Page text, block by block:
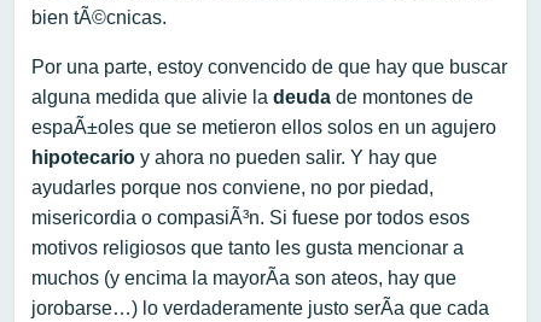
bien tÃ©cnicas.
Por una parte, estoy convencido de que hay que buscar
alguna medida que alivie la deuda de montones de
espaÃ±oles que se metieron ellos solos en un agujero
hipotecario y ahora no pueden salir. Y hay que
ayudarles porque nos conviene, no por piedad,
misericordia o compasiÃ³n. Si fuese por todos esos
motivos religiosos que tanto les gusta mencionar a
muchos (y encima la mayorÃ­a son ateos, hay que
jorobarse…) lo verdaderamente justo serÃ­a que cada